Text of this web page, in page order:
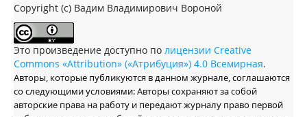
Copyright (c) Вадим Владимирович Вороной
Это произведение доступно по лицензии Creative
Commons «Attribution» («Атрибуция») 4.0 Всемирная.
Авторы, которые публикуются в данном журнале, соглашаются
со следующими условиями: Авторы сохраняют за собой
авторские права на работу и передают журналу право первой